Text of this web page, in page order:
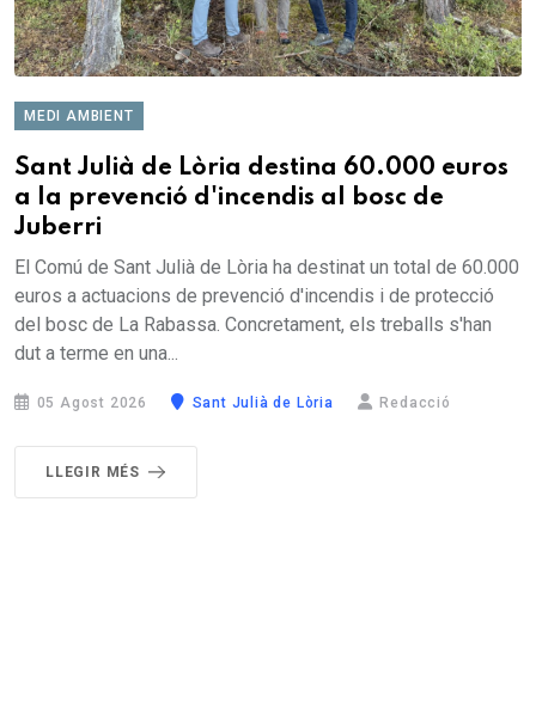
MEDI AMBIENT
Sant Julià de Lòria destina 60.000 euros
a la prevenció d'incendis al bosc de
Juberri
El Comú de Sant Julià de Lòria ha destinat un total de 60.000
euros a actuacions de prevenció d'incendis i de protecció
del bosc de La Rabassa. Concretament, els treballs s'han
dut a terme en una...
05 Agost 2026 Sant Julià de Lòria Redacció
LLEGIR MÉS